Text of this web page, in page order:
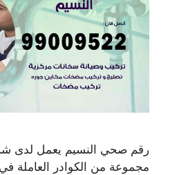
رقم صحي النسيم يعمل لدى
مجموعة من الكوادر